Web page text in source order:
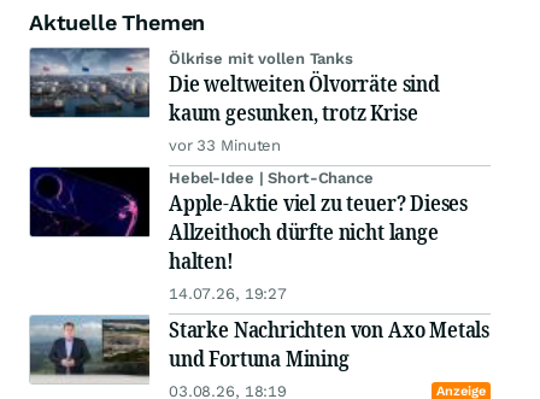
Aktuelle Themen
Ölkrise mit vollen Tanks
Die weltweiten Ölvorräte sind
kaum gesunken, trotz Krise
vor 33 Minuten
Hebel-Idee | Short-Chance
Apple-Aktie viel zu teuer? Dieses
Allzeithoch dürfte nicht lange
halten!
14.07.26, 19:27
Starke Nachrichten von Axo Metals
und Fortuna Mining
03.08.26, 18:19 Anzeige